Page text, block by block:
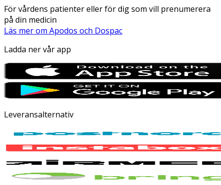
För vårdens patienter eller för dig som vill prenumerera
på din medicin
Läs mer om Apodos och Dospac
Ladda ner vår app
Leveransalternativ